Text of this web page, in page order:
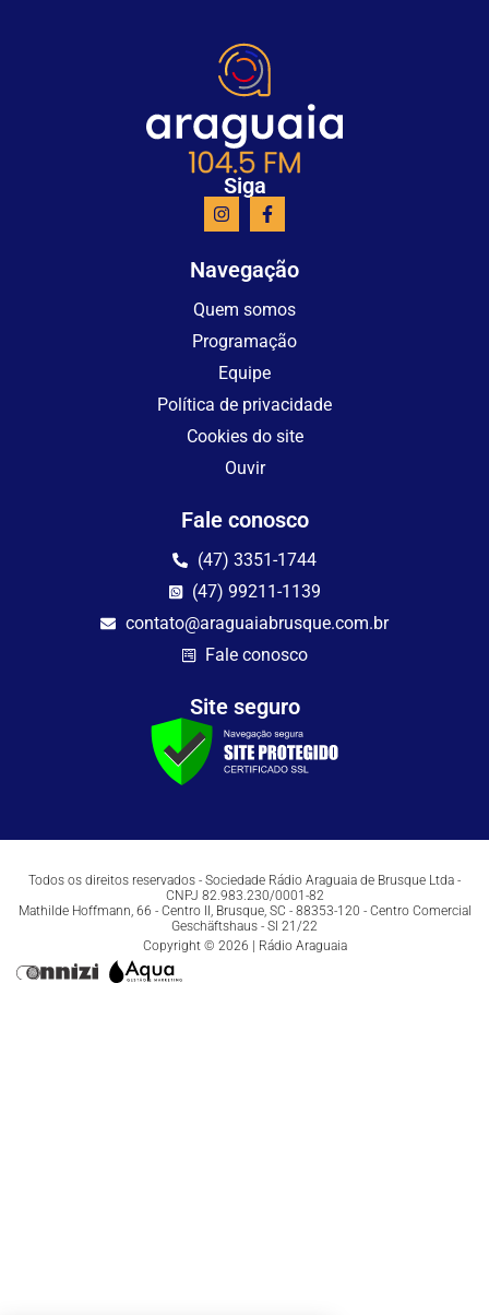
Siga
Navegação
Quem somos
Programação
Equipe
Política de privacidade
Cookies do site
Ouvir
Fale conosco
(47) 3351-1744
(47) 99211-1139
contato@araguaiabrusque.com.br
Fale conosco
Site seguro
Todos os direitos reservados - Sociedade Rádio Araguaia de Brusque Ltda -
CNPJ 82.983.230/0001-82
Mathilde Hoffmann, 66 - Centro II, Brusque, SC - 88353-120 - Centro Comercial
Geschäftshaus - Sl 21/22
Copyright © 2026 | Rádio Araguaia